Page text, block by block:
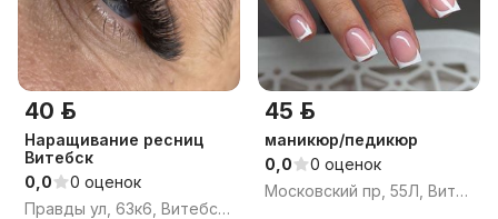
40 р.
Наращивание ресниц
Витебск
0,0
0 оценок
Правды ул, 63к6, Витебск, Витебская область
45 р.
маникюр/педикюр
0,0
0 оценок
Московский пр, 55Л, Витебск, Витебская область